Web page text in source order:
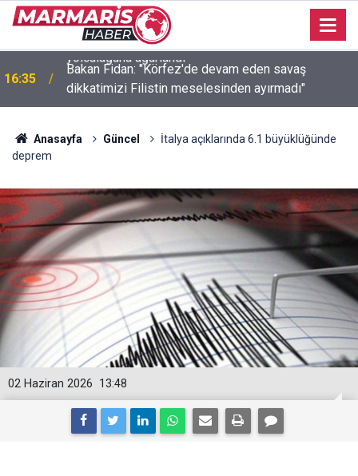
16:35
Bakan Fidan: "Körfez'de devam eden savaş
dikkatimizi Filistin meselesinden ayırmadı"
Anasayfa Güncel
İtalya açıklarında 6.1 büyüklüğünde
deprem
13:48
02 Haziran 2026